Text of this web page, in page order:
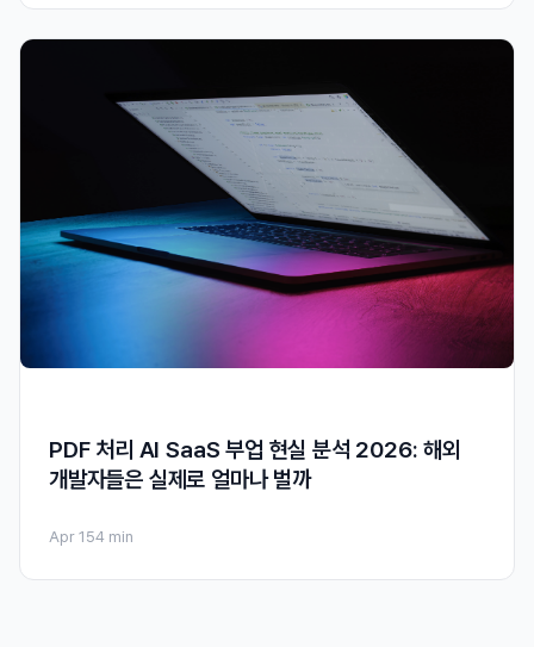
PDF 처리 AI SaaS 부업 현실 분석 2026: 해외
개발자들은 실제로 얼마나 벌까
Apr 154 min